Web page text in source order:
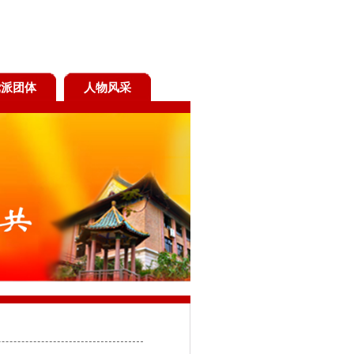
团体 人物风采